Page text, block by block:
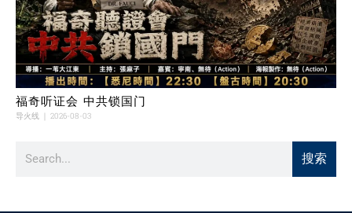
福奇听证会 中共锁国门
导火线 2026-08-03
搜索